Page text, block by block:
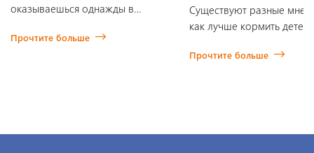
оказываешься однажды в
поворачиваешь за угол и вдруг в
Прочтите больше
Существуют разные
как лучше кормить детей
они проголодаются и
Прочтите больше